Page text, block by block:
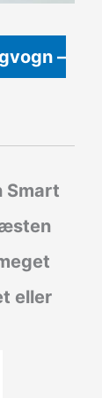
–
Smart
eller